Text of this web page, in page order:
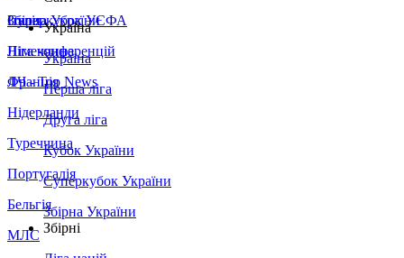
Збірна України
Італія
Німеччина
Франція
Нідерланди
Туреччина
Португалія
Бельгія
МЛС
Суперкубок УЄФА
Ліга конференцій
ЛЧ - Top News
Україна
Україна
Перша ліга
Друга ліга
Кубок України
Суперкубок України
Збірна України
Збірні